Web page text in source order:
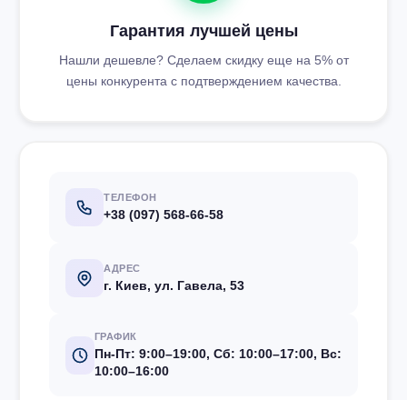
Гарантия лучшей цены
Нашли дешевле? Сделаем скидку еще на 5% от
цены конкурента с подтверждением качества.
ТЕЛЕФОН
+38 (097) 568-66-58
АДРЕС
г. Киев, ул. Гавела, 53
ГРАФИК
Пн-Пт: 9:00–19:00, Сб: 10:00–17:00, Вс:
10:00–16:00